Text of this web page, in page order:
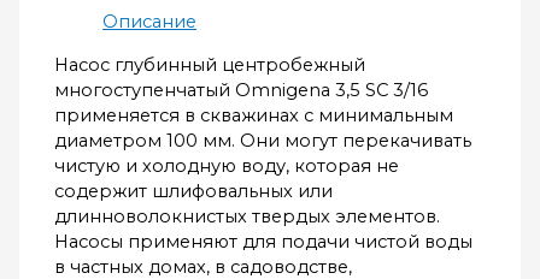
Описание
Насос глубинный центробежный
многоступенчатый Omnigena 3,5 SС 3/16
применяется в скважинах с минимальным
диаметром 100 мм. Они могут перекачивать
чистую и холодную воду, которая не
содержит шлифовальных или
длинноволокнистых твердых элементов.
Насосы применяют для подачи чистой воды
в частных домах, в садоводстве,